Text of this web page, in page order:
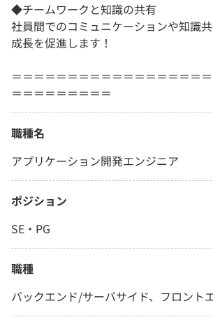
◆チームワークと知識の共有
社員間でのコミュニケーションや知識
成長を促進します！
＝＝＝＝＝＝＝＝＝＝＝＝＝＝＝＝＝
＝＝＝＝＝＝＝＝＝
職種名
アプリケーション開発エンジニア
ポジション
SE・PG
職種
バックエンド/サーバサイド、フロント